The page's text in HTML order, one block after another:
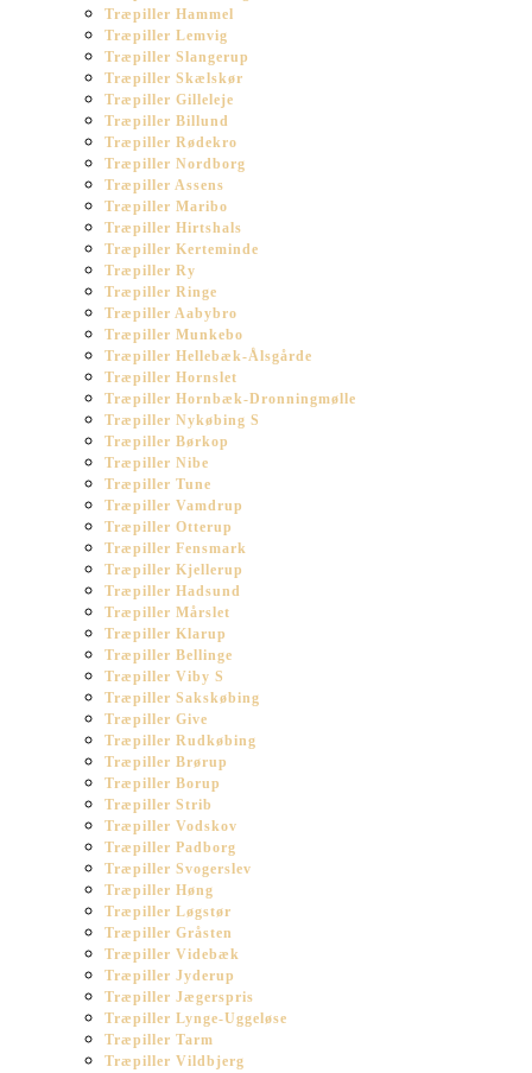
Træpiller Hammel
Træpiller Lemvig
Træpiller Slangerup
Træpiller Skælskør
Træpiller Gilleleje
Træpiller Billund
Træpiller Rødekro
Træpiller Nordborg
Træpiller Assens
Træpiller Maribo
Træpiller Hirtshals
Træpiller Kerteminde
Træpiller Ry
Træpiller Ringe
Træpiller Aabybro
Træpiller Munkebo
Træpiller Hellebæk-Ålsgårde
Træpiller Hornslet
Træpiller Hornbæk-Dronningmølle
Træpiller Nykøbing S
Træpiller Børkop
Træpiller Nibe
Træpiller Tune
Træpiller Vamdrup
Træpiller Otterup
Træpiller Fensmark
Træpiller Kjellerup
Træpiller Hadsund
Træpiller Mårslet
Træpiller Klarup
Træpiller Bellinge
Træpiller Viby S
Træpiller Sakskøbing
Træpiller Give
Træpiller Rudkøbing
Træpiller Brørup
Træpiller Borup
Træpiller Strib
Træpiller Vodskov
Træpiller Padborg
Træpiller Svogerslev
Træpiller Høng
Træpiller Løgstør
Træpiller Gråsten
Træpiller Videbæk
Træpiller Jyderup
Træpiller Jægerspris
Træpiller Lynge-Uggeløse
Træpiller Tarm
Træpiller Vildbjerg